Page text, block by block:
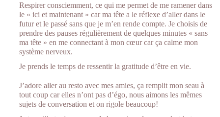
Respirer consciemment, ce qui me permet de me ramener dans
le « ici et maintenant » car ma tête a le réflexe d’aller dans le
futur et le passé sans que je m’en rende compte. Je choisis de
prendre des pauses régulièrement de quelques minutes « sans
ma tête » en me connectant à mon cœur car ça calme mon
système nerveux.
Je prends le temps de ressentir la gratitude d’être en vie.
J’adore aller au resto avec mes amies, ça remplit mon seau à
tout coup car elles n’ont pas d’égo, nous aimons les mêmes
sujets de conversation et on rigole beaucoup!